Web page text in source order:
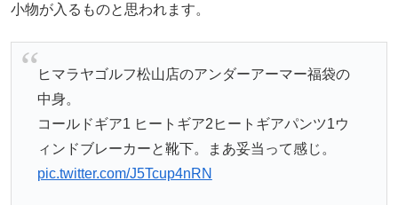
小物が入るものと思われます。
ヒマラヤゴルフ松山店のアンダーアーマー福袋の
中身。
コールドギア1 ヒートギア2ヒートギアパンツ1ウ
ィンドブレーカーと靴下。まあ妥当って感じ。
pic.twitter.com/J5Tcup4nRN